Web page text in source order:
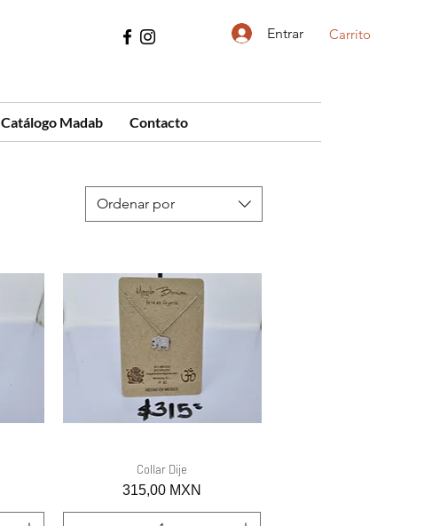
Entrar Carrito
Catálogo Madab Contacto
Ordenar por
Vista rápida
Collar Dije
Precio
315,00 MXN